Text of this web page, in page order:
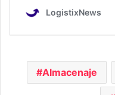
Almacenaje